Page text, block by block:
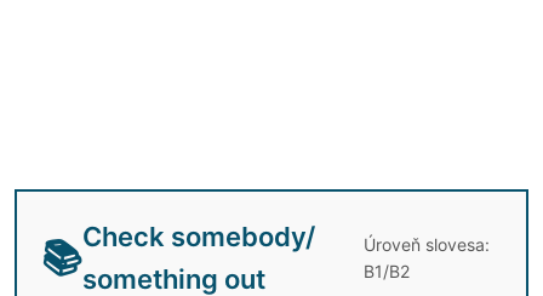
📚Check somebody/
something out
Úroveň slovesa:
B1/B2